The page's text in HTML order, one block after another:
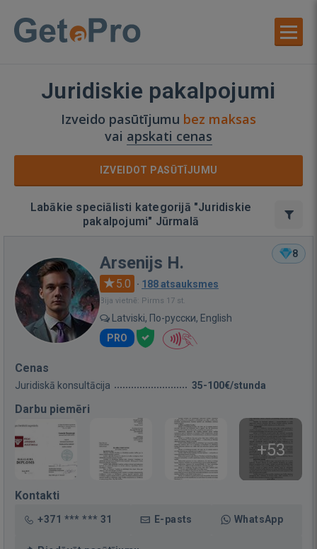
Juridiskie pakalpojumi
Izveido pasūtījumu bez maksas
vai apskati cenas
IZVEIDOT PASŪTĪJUMU
Labākie speciālisti kategorijā "Juridiskie
pakalpojumi" Jūrmalā
8
Arsenijs H.
5.0 · 188 atsauksmes
Bija vietnē: Pirms 17 st.
Latviski, По-русски, English
PRO
Cenas
Juridiskā konsultācija 35-100€/stunda
Darbu piemēri
+53
Kontakti
+371 *** *** 31 E-pasts WhatsApp